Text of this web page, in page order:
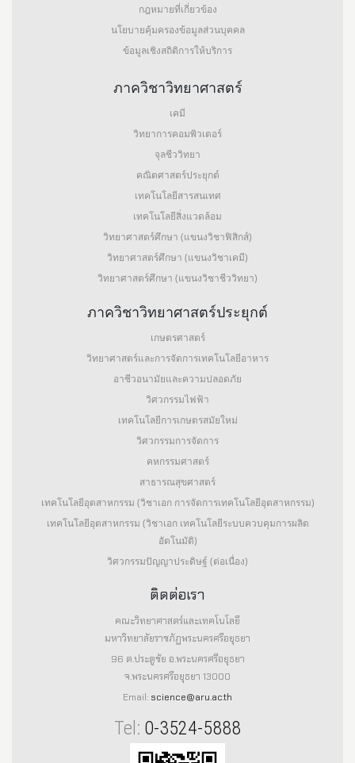
กฎหมายที่เกี่ยวข้อง
นโยบายคุ้มครองข้อมูลส่วนบุคคล
ข้อมูลเชิงสถิติการให้บริการ
ภาควิชาวิทยาศาสตร์
เคมี
วิทยาการคอมพิวเตอร์
จุลชีววิทยา
คณิตศาสตร์ประยุกต์
เทคโนโลยีสารสนเทศ
เทคโนโลยีสิ่งแวดล้อม
วิทยาศาสตร์ศึกษา (แขนงวิชาฟิสิกส์)
วิทยาศาสตร์ศึกษา (แขนงวิชาเคมี)
วิทยาศาสตร์ศึกษา (แขนงวิชาชีววิทยา)
ภาควิชาวิทยาศาสตร์ประยุกต์
เกษตรศาสตร์
วิทยาศาสตร์และการจัดการเทคโนโลยีอาหาร
อาชีวอนามัยและความปลอดภัย
วิศวกรรมไฟฟ้า
เทคโนโลยีการเกษตรสมัยใหม่
วิศวกรรมการจัดการ
คหกรรมศาสตร์
สาธารณสุขศาสตร์
เทคโนโลยีอุตสาหกรรม (วิชาเอก การจัดการเทคโนโลยีอุตสาหกรรม)
เทคโนโลยีอุตสาหกรรม (วิชาเอก เทคโนโลยีระบบควบคุมการผลิต
อัตโนมัติ)
วิศวกรรมปัญญาประดิษฐ์ (ต่อเนื่อง)
ติดต่อเรา
คณะวิทยาศาสตร์และเทคโนโลยี
มหาวิทยาลัยราชภัฏพระนครศรีอยุธยา
96 ต.ประตูชัย อ.พระนครศรีอยุธยา
จ.พระนครศรีอยุธยา 13000
Email: science@aru.ac.th
Tel: 0-3524-5888